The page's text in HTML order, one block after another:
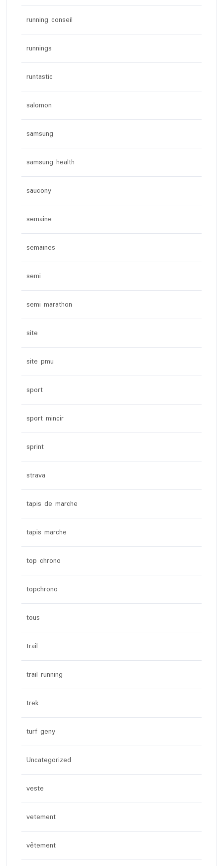
running conseil
runnings
runtastic
salomon
samsung
samsung health
saucony
semaine
semaines
semi
semi marathon
site
site pmu
sport
sport mincir
sprint
strava
tapis de marche
tapis marche
top chrono
topchrono
tous
trail
trail running
trek
turf geny
Uncategorized
veste
vetement
vêtement